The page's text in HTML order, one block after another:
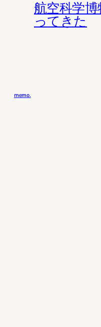
航空科学
ってきた
memo.